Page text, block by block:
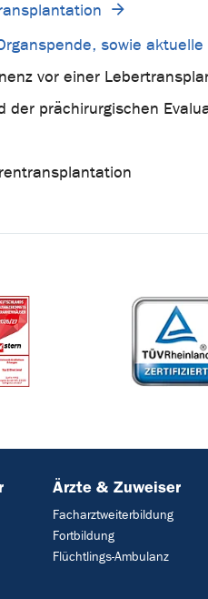
sowie
vor einer
prächirurgischen
Ärzte & Zuweiser
Facharztweiterbildung
Fortbildung
Flüchtlings-Ambulanz